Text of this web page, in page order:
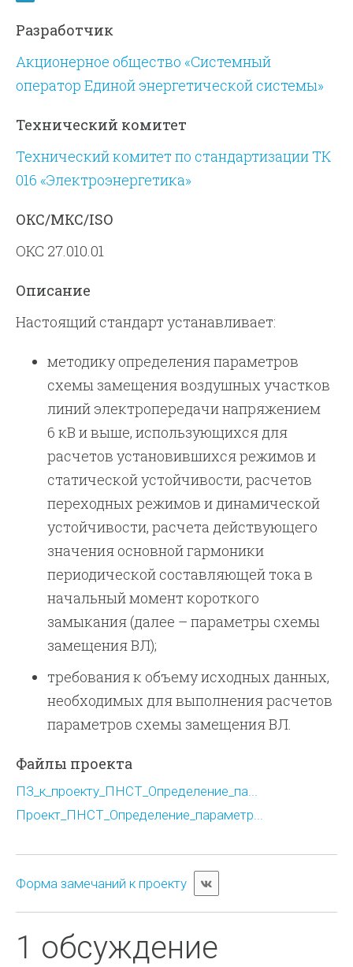
Разработчик
Акционерное общество «Системный
оператор Единой энергетической системы»
Технический комитет
Технический комитет по стандартизации ТК
016 «Электроэнергетика»
ОКС/МКС/ISO
ОКС 27.010.01
Описание
Настоящий стандарт устанавливает:
методику определения параметров
схемы замещения воздушных участков
линий электропередачи напряжением
6 кВ и выше, использующихся для
расчетов установившихся режимов и
статической устойчивости, расчетов
переходных режимов и динамической
устойчивости, расчета действующего
значения основной гармоники
периодической составляющей тока в
начальный момент короткого
замыкания (далее – параметры схемы
замещения ВЛ);
требования к объему исходных данных,
необходимых для выполнения расчетов
параметров схемы замещения ВЛ.
Файлы проекта
ПЗ_к_проекту_ПНСТ_Определение_па...
Проект_ПНСТ_Определение_параметр...
Форма замечаний к проекту
1 обсуждение